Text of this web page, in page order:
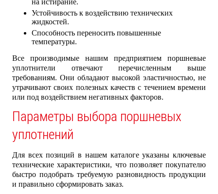
на истирание.
Устойчивость к воздействию технических
жидкостей.
Способность переносить повышенные
температуры.
Все производимые нашим предприятием поршневые
уплотнители отвечают перечисленным выше
требованиям. Они обладают высокой эластичностью, не
утрачивают своих полезных качеств с течением времени
или под воздействием негативных факторов.
Параметры выбора поршневых
уплотнений
Для всех позиций в нашем каталоге указаны ключевые
технические характеристики, что позволяет покупателю
быстро подобрать требуемую разновидность продукции
и правильно сформировать заказ.